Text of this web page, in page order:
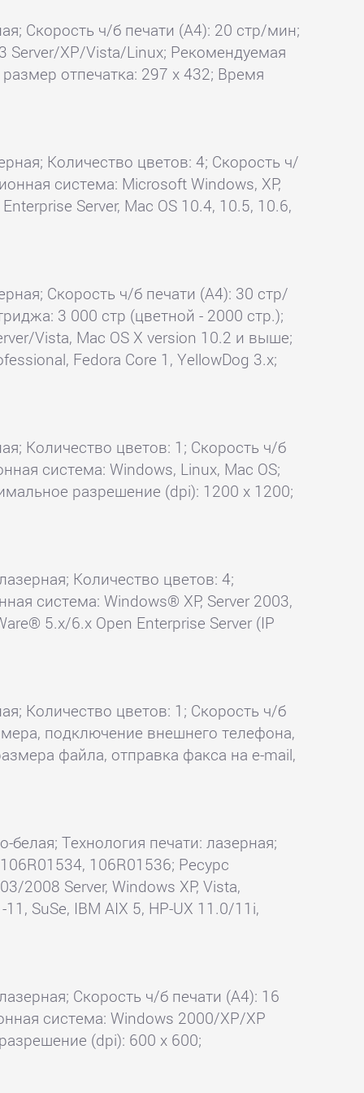
Скорость ч/б печати (А4): 20 стр/мин;
Server/XP/Vista/Linux; Рекомендуемая
отпечатка: 297 x 432; Время
Количество цветов: 4; Скорость ч/
система: Microsoft Windows, XP,
Server, Mac OS 10.4, 10.5, 10.6,
Скорость ч/б печати (А4): 30 стр/
3 000 стр (цветной - 2000 стр.);
Vista, Mac OS X version 10.2 и выше;
Fedora Core 1, YellowDog 3.x;
Количество цветов: 1; Скорость ч/б
система: Windows, Linux, Mac OS;
разрешение (dpi): 1200 x 1200;
Количество цветов: 4;
система: Windows® XP, Server 2003,
5.x/6.x Open Enterprise Server (IP
Количество цветов: 1; Скорость ч/б
подключение внешнего телефона,
файла, отправка факса на e-mail,
Технология печати: лазерная;
106R01536; Ресурс
2008 Server, Windows XP, Vista,
SuSe, IBM AIX 5, HP-UX 11.0/11i,
Скорость ч/б печати (А4): 16
система: Windows 2000/XP/XP
(dpi): 600 x 600;